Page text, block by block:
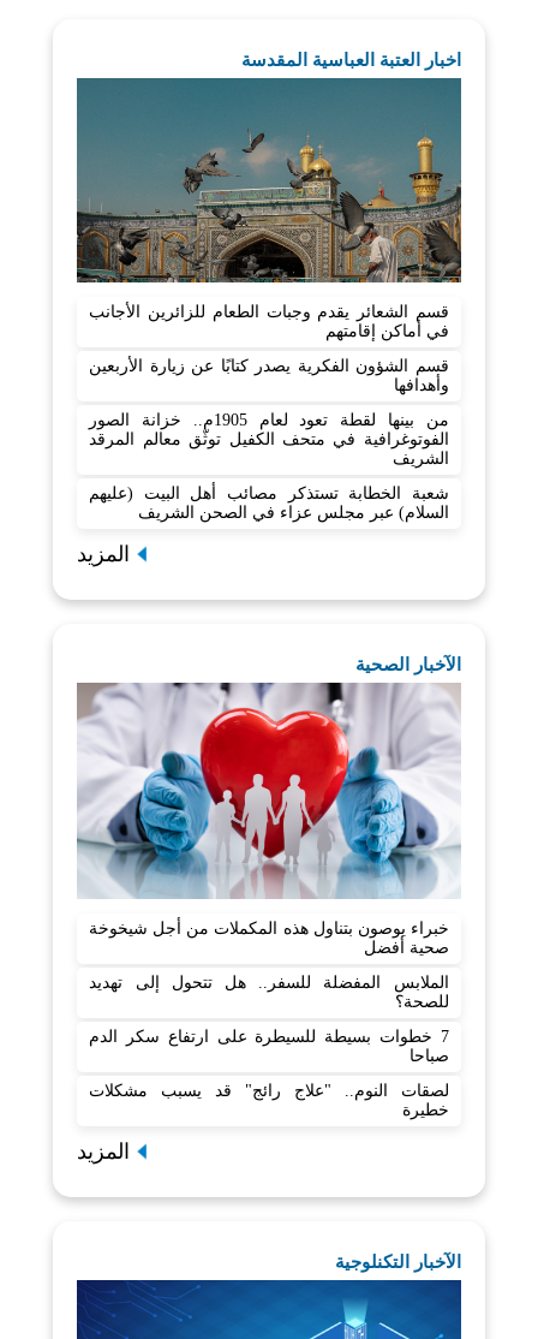
اخبار العتبة العباسية المقدسة
قسم الشعائر يقدم وجبات الطعام للزائرين الأجانب
في أماكن إقامتهم
قسم الشؤون الفكرية يصدر كتابًا عن زيارة الأربعين
وأهدافها
من بينها لقطة تعود لعام 1905م.. خزانة الصور
الفوتوغرافية في متحف الكفيل توثّق معالم المرقد
الشريف
شعبة الخطابة تستذكر مصائب أهل البيت (عليهم
السلام) عبر مجلس عزاء في الصحن الشريف
المزيد
الآخبار الصحية
خبراء يوصون بتناول هذه المكملات من أجل شيخوخة
صحية أفضل
الملابس المفضلة للسفر.. هل تتحول إلى تهديد
للصحة؟
7 خطوات بسيطة للسيطرة على ارتفاع سكر الدم
صباحا
لصقات النوم.. "علاج رائج" قد يسبب مشكلات
خطيرة
المزيد
الآخبار التكنلوجية